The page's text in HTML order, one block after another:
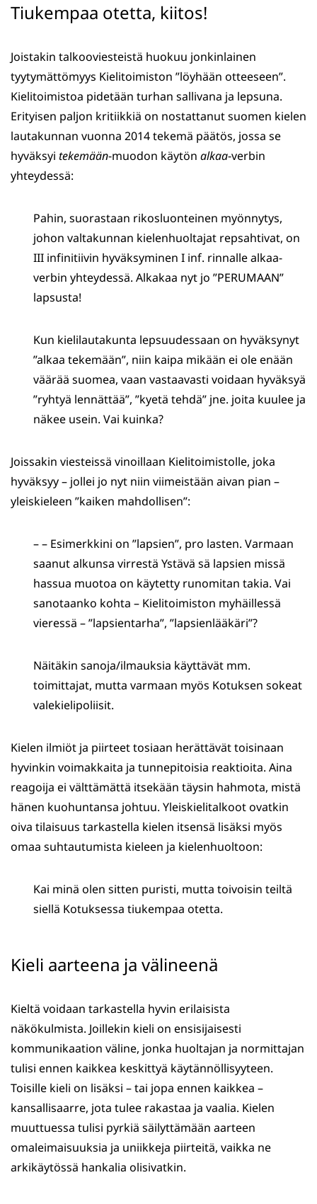
Tiukempaa otetta, kiitos!
Joistakin talkooviesteistä huokuu jonkinlainen
tyytymättömyys Kielitoimiston ”löyhään otteeseen”.
Kielitoimistoa pidetään turhan sallivana ja lepsuna.
Erityisen paljon kritiikkiä on nostattanut suomen kielen
lautakunnan vuonna 2014 tekemä päätös, jossa se
hyväksyi tekemään-muodon käytön alkaa-verbin
yhteydessä:
Pahin, suorastaan rikosluonteinen myönnytys,
johon valtakunnan kielenhuoltajat repsahtivat, on
III infinitiivin hyväksyminen I inf. rinnalle alkaa-
verbin yhteydessä. Alkakaa nyt jo ”PERUMAAN”
lapsusta!
Kun kielilautakunta lepsuudessaan on hyväksynyt
”alkaa tekemään”, niin kaipa mikään ei ole enään
väärää suomea, vaan vastaavasti voidaan hyväksyä
”ryhtyä lennättää”, ”kyetä tehdä” jne. joita kuulee ja
näkee usein. Vai kuinka?
Joissakin viesteissä vinoillaan Kielitoimistolle, joka
hyväksyy – jollei jo nyt niin viimeistään aivan pian –
yleiskieleen ”kaiken mahdollisen”:
– – Esimerkkini on ”lapsien”, pro lasten. Varmaan
saanut alkunsa virrestä Ystävä sä lapsien missä
hassua muotoa on käytetty runomitan takia. Vai
sanotaanko kohta – Kielitoimiston myhäillessä
vieressä – ”lapsientarha”, ”lapsienlääkäri”?
Näitäkin sanoja/ilmauksia käyttävät mm.
toimittajat, mutta varmaan myös Kotuksen sokeat
valekielipoliisit.
Kielen ilmiöt ja piirteet tosiaan herättävät toisinaan
hyvinkin voimakkaita ja tunnepitoisia reaktioita. Aina
reagoija ei välttämättä itsekään täysin hahmota, mistä
hänen kuohuntansa johtuu. Yleiskielitalkoot ovatkin
oiva tilaisuus tarkastella kielen itsensä lisäksi myös
omaa suhtautumista kieleen ja kielenhuoltoon:
Kai minä olen sitten puristi, mutta toivoisin teiltä
siellä Kotuksessa tiukempaa otetta.
Kieli aarteena ja välineenä
Kieltä voidaan tarkastella hyvin erilaisista
näkökulmista. Joillekin kieli on ensisijaisesti
kommunikaation väline, jonka huoltajan ja normittajan
tulisi ennen kaikkea keskittyä käytännöllisyyteen.
Toisille kieli on lisäksi – tai jopa ennen kaikkea –
kansallisaarre, jota tulee rakastaa ja vaalia. Kielen
muuttuessa tulisi pyrkiä säilyttämään aarteen
omaleimaisuuksia ja uniikkeja piirteitä, vaikka ne
arkikäytössä hankalia olisivatkin.